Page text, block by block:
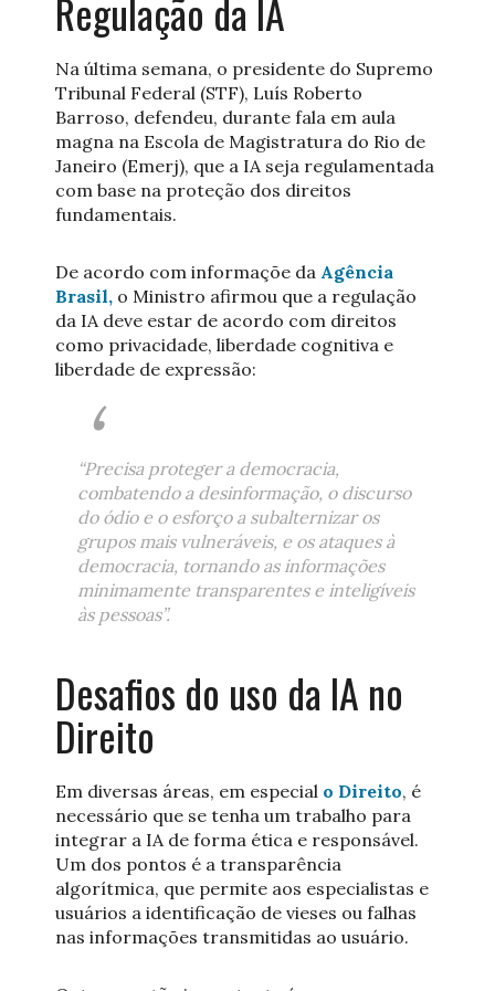
Regulação da IA
Na última semana, o presidente do Supremo
Tribunal Federal (STF), Luís Roberto
Barroso, defendeu, durante fala em aula
magna na Escola de Magistratura do Rio de
Janeiro (Emerj), que a IA seja regulamentada
com base na proteção dos direitos
fundamentais.
De acordo com informaçõe da Agência
Brasil, o Ministro afirmou que a regulação
da IA deve estar de acordo com direitos
como privacidade, liberdade cognitiva e
liberdade de expressão:
“Precisa proteger a democracia,
combatendo a desinformação, o discurso
do ódio e o esforço a subalternizar os
grupos mais vulneráveis, e os ataques à
democracia, tornando as informações
minimamente transparentes e inteligíveis
às pessoas”.
Desafios do uso da IA no
Direito
Em diversas áreas, em especial o Direito, é
necessário que se tenha um trabalho para
integrar a IA de forma ética e responsável.
Um dos pontos é a transparência
algorítmica, que permite aos especialistas e
usuários a identificação de vieses ou falhas
nas informações transmitidas ao usuário.